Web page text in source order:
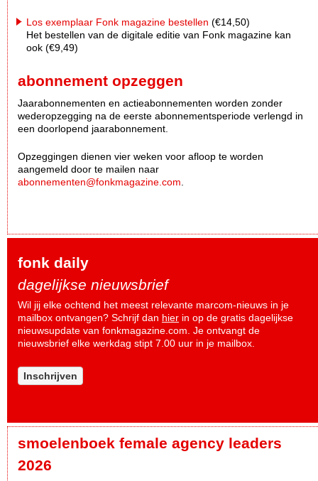
Los exemplaar Fonk magazine bestellen (€14,50)
Het bestellen van de digitale editie van Fonk magazine kan
ook (€9,49)
abonnement opzeggen
Jaarabonnementen en actieabonnementen worden zonder
wederopzegging na de eerste abonnementsperiode verlengd in
een doorlopend jaarabonnement.
Opzeggingen dienen vier weken voor afloop te worden
aangemeld door te mailen naar
abonnementen@fonkmagazine.com
fonk daily
dagelijkse nieuwsbrief
Wil jij elke ochtend het meest relevante marcom-nieuws in je
mailbox ontvangen? Schrijf dan hier in op de gratis dagelijkse
nieuwsupdate van fonkmagazine.com. Je ontvangt de
nieuwsbrief elke werkdag stipt 7.00 uur in je mailbox.
Inschrijven
smoelenboek female agency leaders
2026